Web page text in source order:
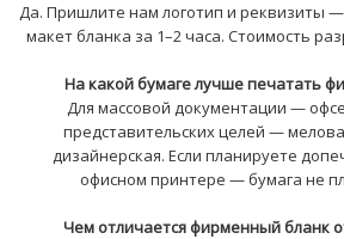
Да. Пришлите нам логотип и реквизиты
макет бланка за 1–2 часа. Стоимость
На какой бумаге лучше печатать
Для массовой документации —
представительских целей —
дизайнерская. Если планируете
офисном принтере — бумага не
Чем отличается фирменный бланк